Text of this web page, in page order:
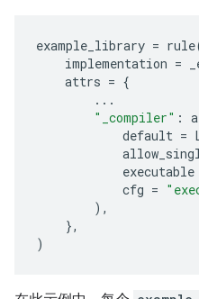
example_library = rule
implementation =
attrs = {
...
"_compiler" :
default =
executable
cfg =
),
},
)